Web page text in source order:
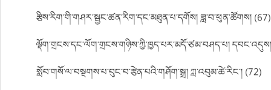
རྩིས་རིག་གི་གཤར་སྦྱང་ཚན་རིག་དང་མཐུན་པ་དགོས། ཟླ་བ་ཕུན་ཚོགས། (67)
ལྡོག་གྲངས་དང་ལོག་གྲངས་གཉིས་ཀྱི་ཁྱད་པར་མདོ་ཙམ་བཤད་པ།
སློབ་གསོ་ལ་བསྔགས་པ་བུང་བ་རྩེན་པའི་གཤོག་སྒྲ། ཀླ་འབུམ་ཚེ་རིང་། (72)